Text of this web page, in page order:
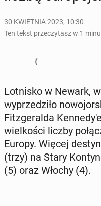
30 KWIETNIA 2023, 10:30
Ten tekst przeczytasz w 1
Lot­ni­sko w Newark,
wy­prze­dzi­ło
Fit­zge­ral­da
wiel­ko­ści liczby
Europy. Więcej
(trzy) na Stary
(5) oraz Włochy (4).